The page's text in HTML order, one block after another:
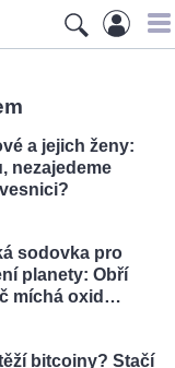
a jejich ženy:
nezajedeme
sodovka pro
planety: Obří
míchá oxid…
bitcoiny? Stačí